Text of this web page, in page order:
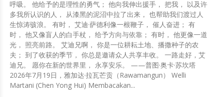
呼吸。 他给予的是理性的勇气； 他向我伸出援手， 把我， 以及许
多我所认识的人， 从漆黑的泥沼中拉了出来， 也帮助我们渡过人
生惊涛骇浪。 有时， 艾迪·萨德利像一根鞭子， 催人奋进； 有
时， 他又像盲人的白手杖， 给予方向与依靠； 有时， 他更像一道
光， 照亮前路。 艾迪兄啊， 你是一位耕耘土地、播撒种子的农
夫； 到了收获的季节， 你总是邀请众人共享丰收。 一路走好，艾
迪兄。 愿你在新的世界里， 永享安乐。 ——普图·奥卡·苏坎塔
2026年7月19日，雅加达·拉瓦芒贡（Rawamangun） Welli
Martani (Chen Yong Hui) Membacakan...